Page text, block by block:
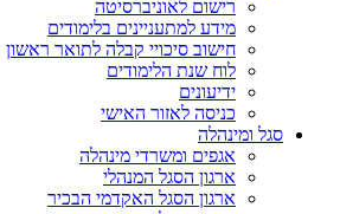
רישום לאוניברסיטה
מידע למתעניינים בלימודים
חישוב סיכויי קבלה לתואר ראשון
לוח שנת הלימודים
ידיעונים
כניסה לאזור האישי
סגל ומינהלה
אגפים ומשרדי מינהלה
ארגון הסגל המנהלי
ארגון הסגל האקדמי הבכיר